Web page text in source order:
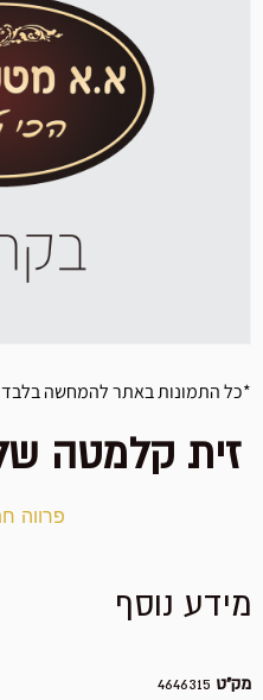
*כל התמונות באתר להמחשה
זית קלמטה שלם 960
פרווה
מידע נוסף
מק"ט 4646315